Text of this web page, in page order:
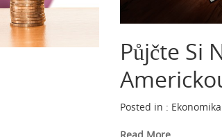
Půjčte Si
Posted in : Ekonomika